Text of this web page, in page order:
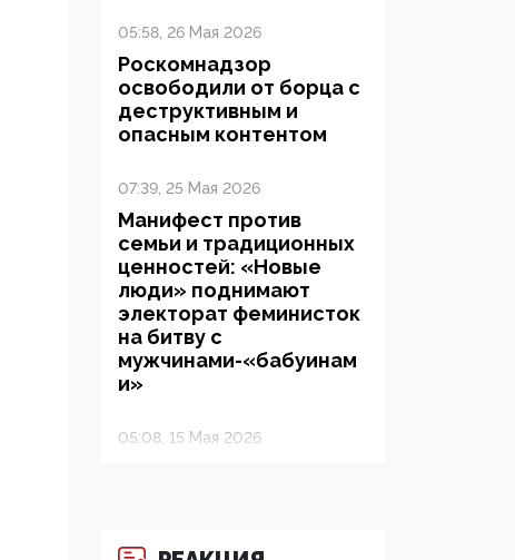
05:58, 26 Мая 2026
Роскомнадзор
освободили от борца с
деструктивным и
опасным контентом
07:39, 25 Мая 2026
Манифест против
семьи и традиционных
ценностей: «Новые
люди» поднимают
электорат феминисток
на битву с
мужчинами-«бабуинам
и»
05:08, 15 Мая 2026